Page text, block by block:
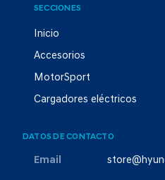
SECCIONES
Inicio
Accesorios
MotorSport
Cargadores eléctricos
DATOS DE CONTACTO
Email